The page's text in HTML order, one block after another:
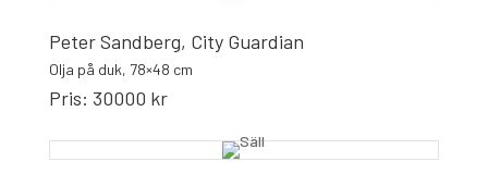
Peter Sandberg, City Guardian
Olja på duk, 78×48 cm
Pris: 30000 kr